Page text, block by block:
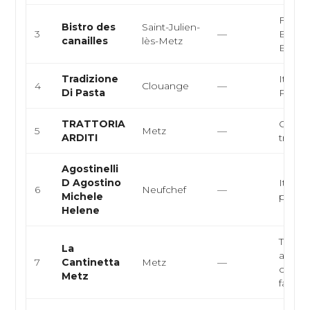
3
Bistro des
canailles
Saint-Julien-
lès-Metz
—
4
Tradizione
Di Pasta
Clouange —
Pasta
5
TRATTORIA
ARDITI
Metz —
6
Agostinelli
D Agostino
Michele
Helene
Neufchef —
7
La
Cantinetta
Metz
Metz —
famili...